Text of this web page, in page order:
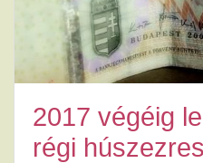
2017 végéig
régi